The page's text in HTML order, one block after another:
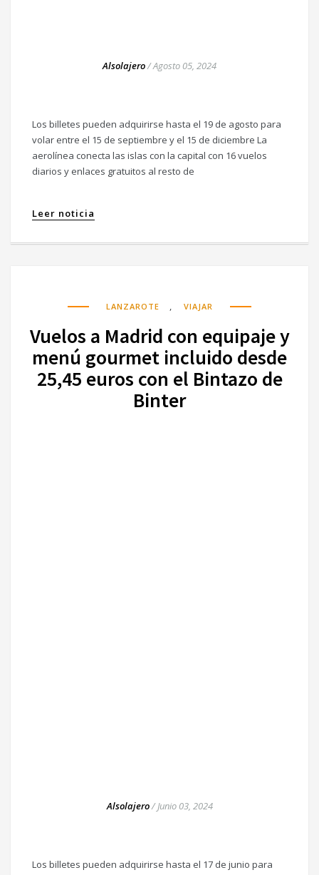
Alsolajero/Agosto 05, 2024
Los billetes pueden adquirirse hasta el 19 de agosto para
volar entre el 15 de septiembre y el 15 de diciembre La
aerolínea conecta las islas con la capital con 16 vuelos
diarios y enlaces gratuitos al resto de
Leer noticia
LANZAROTE , VIAJAR
Vuelos a Madrid con equipaje y
menú gourmet incluido desde
25,45 euros con el Bintazo de
Binter
Alsolajero/Junio 03, 2024
Los billetes pueden adquirirse hasta el 17 de junio para